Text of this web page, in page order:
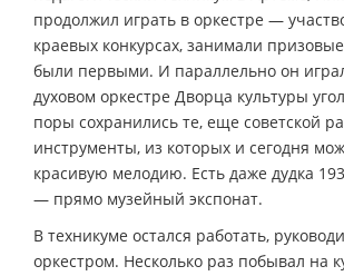
продолжил играть в оркестре —
краевых конкурсах, занимали
были первыми. И параллельно он
духовом оркестре Дворца культуры
поры сохранились те, еще советской
инструменты, из которых и сегодня
красивую мелодию. Есть даже дудка
— прямо музейный экспонат.
В техникуме остался работать,
оркестром. Несколько раз побывал на